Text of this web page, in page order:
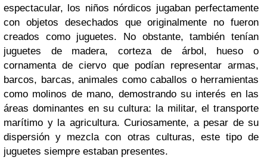
espectacular, los niños nórdicos jugaban perfectamente
con objetos desechados que originalmente no fueron
creados como juguetes. No obstante, también tenían
juguetes de madera, corteza de árbol, hueso o
cornamenta de ciervo que podían representar armas,
barcos, barcas, animales como caballos o herramientas
como molinos de mano, demostrando su interés en las
áreas dominantes en su cultura: la militar, el transporte
marítimo y la agricultura. Curiosamente, a pesar de su
dispersión y mezcla con otras culturas, este tipo de
juguetes siempre estaban presentes.